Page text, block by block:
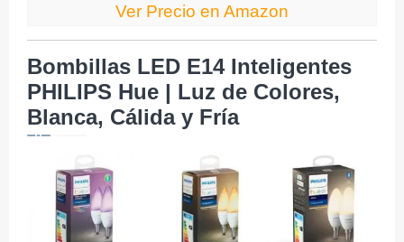
Ver Precio en Amazon
Bombillas LED E14 Inteligentes
PHILIPS Hue | Luz de Colores,
Blanca, Cálida y Fría